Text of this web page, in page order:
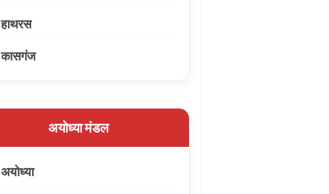
हाथरस
कासगंज
अयोध्या मंडल
अयोध्या